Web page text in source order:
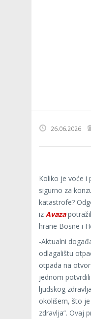
26.06.2026
Koliko je voće i
sigurno za
katastrofe?
iz Avaza
hrane Bosne i
-Aktualni
odlagalištu
otpada na
jednom
ljudskog
okolišem, što
zdravlja”. Ovaj